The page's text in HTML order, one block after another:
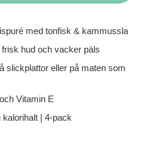
med tonfisk & kammussla
hud och vacker päls
slickplattor eller på maten som
Vitamin E
| 4-pack